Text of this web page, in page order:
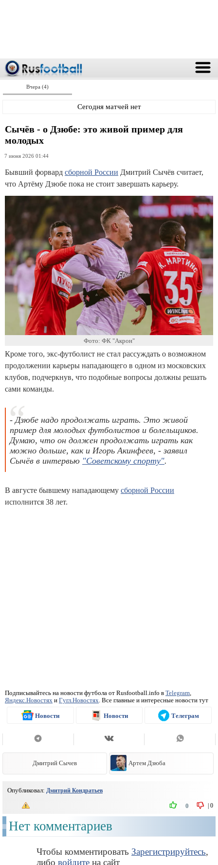
Вчера (4)
Сегодня матчей нет
Сычёв - о Дзюбе: это живой пример для
молодых
7 июня 2026 01:44
Бывший форвард сборной России Дмитрий Сычёв считает,
что Артёму Дзюбе пока не стоит завершать карьеру.
Фото: ФК "Акрон"
Кроме того, экс-футболист не стал рассуждать о возможном
продолжении карьеры нападающего в одном из московских
клубов, подчеркнув, что подобные вопросы должны решать
сами команды.
- Дзюбе надо продолжать играть. Это живой
пример для молодых футболистов и болельщиков.
Думаю, что он должен продолжать играть как
можно дольше, как и Игорь Акинфеев, - заявил
Сычёв в интервью "Советскому спорту".
В августе бывшему нападающему сборной России
исполнится 38 лет.
Подписывайтесь на новости футбола от Rusfootball.info в Telegram
Яндекс.Новостях и Гугл.Новостях . Все главные и интересные новости тут
Новости Новости Телеграм
Дмитрий Сычев Артем Дзюба
Опубликовал: Дмитрий Кондратьев
| 0
0
Нет комментариев
Чтобы комментировать Зарегистрируйтесь,
либо войдите на сайт